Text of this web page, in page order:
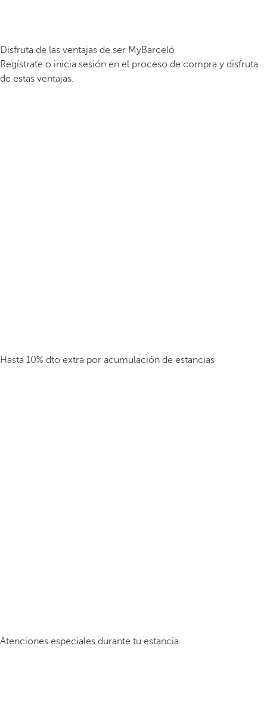
Disfruta de las ventajas de ser MyBarceló
Regístrate o inicia sesión en el proceso de compra y disfruta
de estas ventajas.
Hasta 10% dto extra por acumulación de estancias
Atenciones especiales durante tu estancia